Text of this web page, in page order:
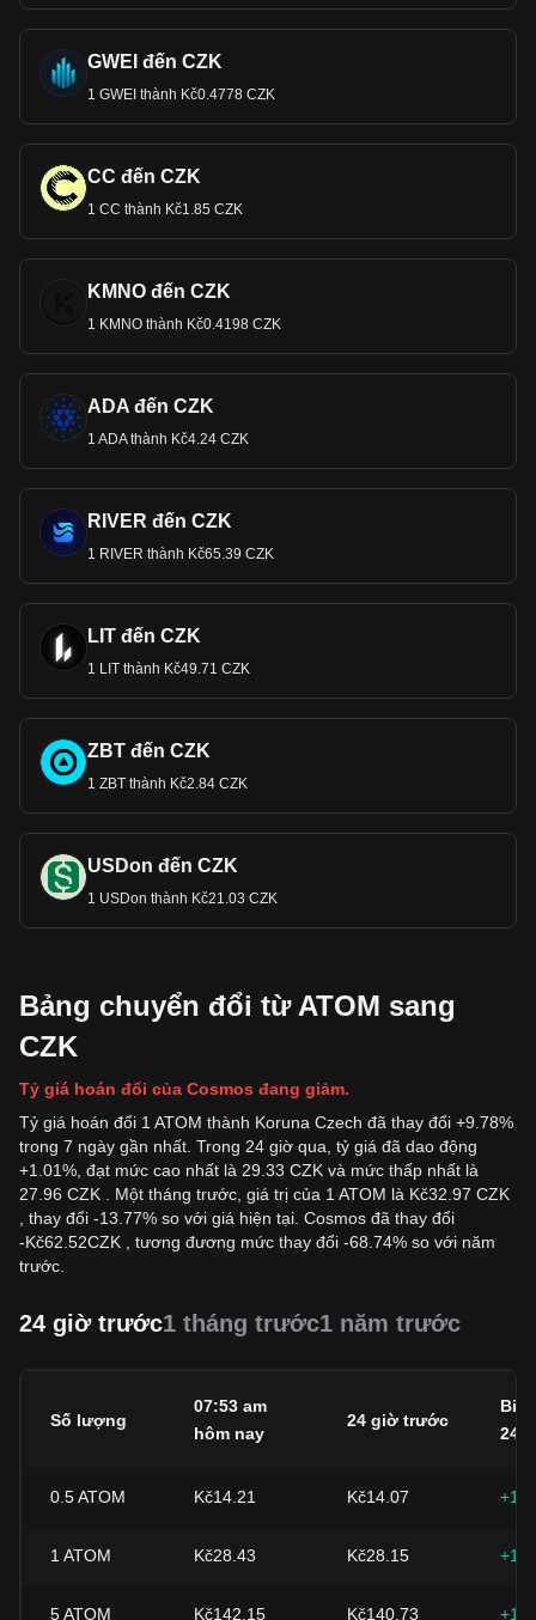
GWEI đến CZK
1 GWEI thành Kč0.4778 CZK
CC đến CZK
1 CC thành Kč1.85 CZK
KMNO đến CZK
1 KMNO thành Kč0.4198 CZK
ADA đến CZK
1 ADA thành Kč4.24 CZK
RIVER đến CZK
1 RIVER thành Kč65.39 CZK
LIT đến CZK
1 LIT thành Kč49.71 CZK
ZBT đến CZK
1 ZBT thành Kč2.84 CZK
USDon đến CZK
1 USDon thành Kč21.03 CZK
Bảng chuyển đổi từ ATOM sang
CZK
Tỷ giá hoán đổi của Cosmos đang giảm.
Tỷ giá hoán đổi 1 ATOM thành Koruna Czech đã thay đổi +9.78%
trong 7 ngày gần nhất. Trong 24 giờ qua, tỷ giá đã dao động
+1.01%, đạt mức cao nhất là 29.33 CZK và mức thấp nhất là
27.96 CZK . Một tháng trước, giá trị của 1 ATOM là Kč32.97 CZK
, thay đổi -13.77% so với giá hiện tại. Cosmos đã thay đổi
-Kč62.52CZK , tương đương mức thay đổi -68.74% so với năm
trước.
24 giờ trước1 tháng trước1 năm trước
Số lượng
07:53 am
hôm nay
24 giờ trước
24h
0.5ATOM Kč14.21 Kč14.07
1 ATOM Kč28.43 Kč28.15
5ATOM Kč142.15 Kč140.73